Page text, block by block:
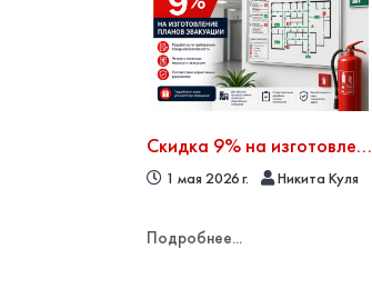
Скидка 9% на изготовление планов эвакуации весь май
1 мая 2026 г. Никита Куля
Подробнее...